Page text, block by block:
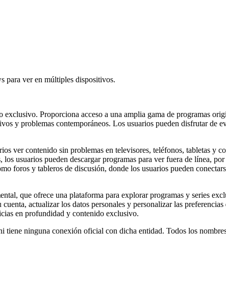
para ver en múltiples dispositivos.
Proporciona acceso a una amplia gama de programas
y problemas contemporáneos. Los usuarios pueden disfrutar de
ver contenido sin problemas en televisores, teléfonos, tabletas y
usuarios pueden descargar programas para ver fuera de línea,
foros y tableros de discusión, donde los usuarios pueden
que ofrece una plataforma para explorar programas y series
actualizar los datos personales y personalizar las
en profundidad y contenido exclusivo.
ninguna conexión oficial con dicha entidad. Todos los